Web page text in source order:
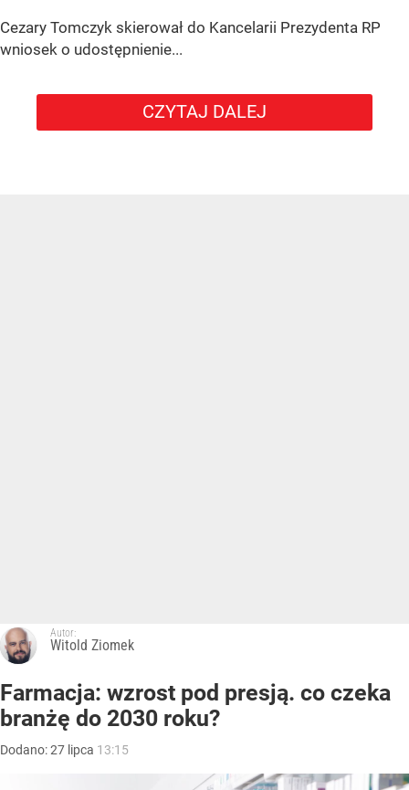
Cezary Tomczyk skierował do Kancelarii Prezydenta RP
wniosek o udostępnienie...
CZYTAJ DALEJ
Autor:
Witold Ziomek
Farmacja: wzrost pod presją. co czeka
branżę do 2030 roku?
Dodano:27 lipca 13:15